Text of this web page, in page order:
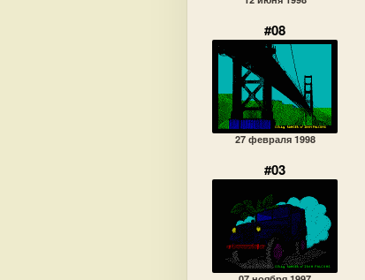
#08
27 февраля 1998
#03